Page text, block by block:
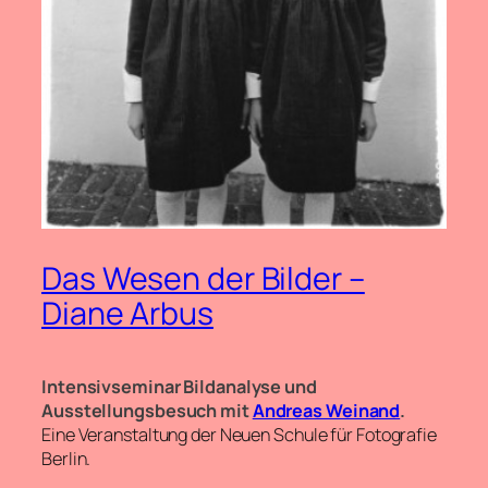
Das Wesen der Bilder –
Diane Arbus
Intensivseminar Bildanalyse und
Ausstellungsbesuch mitAndreas Weinand.
Eine Veranstaltung der Neuen Schule für Fotografie
Berlin.